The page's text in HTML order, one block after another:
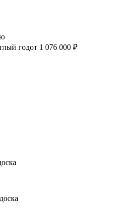
годот 1 076 000 ₽